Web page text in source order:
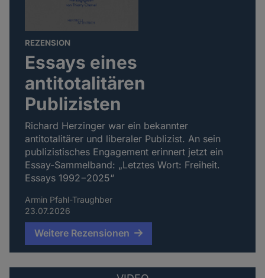
REZENSION
Essays eines
antitotalitären
Publizisten
Richard Herzinger war ein bekannter
antitotalitärer und liberaler Publizist. An sein
publizistisches Engagement erinnert jetzt ein
Essay-Sammelband: „Letztes Wort: Freiheit.
Essays 1992−2025“
Armin Pfahl-Traughber
23.07.2026
Weitere Rezensionen